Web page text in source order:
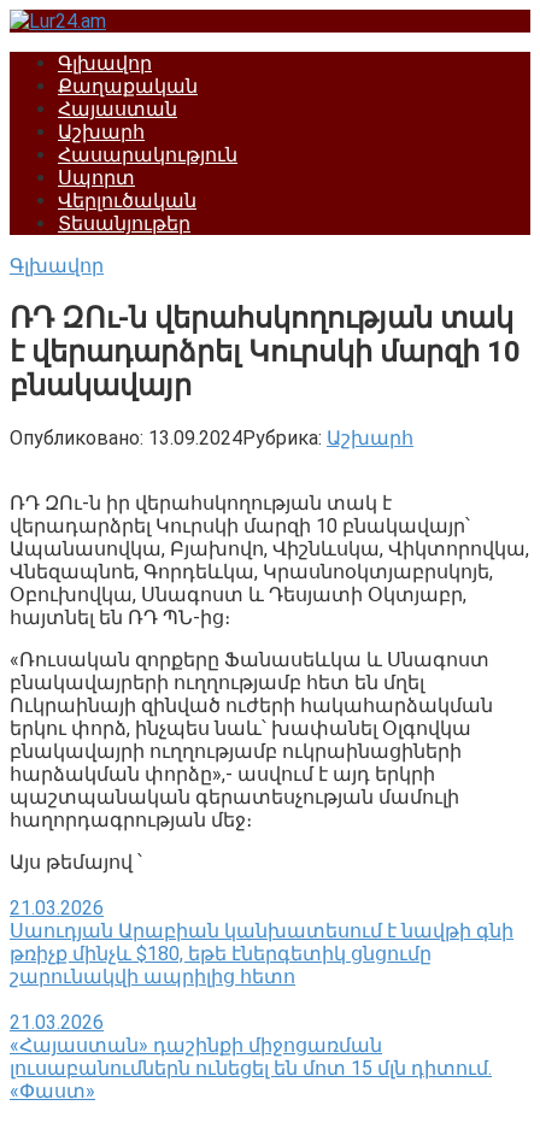
Перейти
контентуԳլխավոր
Քաղաքական
Հայաստան
Աշխարհ
Հասարակություն
Սպորտ
Վերլուծական
Տեսանյութեր
Գլխավոր
ՌԴ ԶՈւ-ն վերահսկողության տակ
է վերադարձրել Կուրսկի մարզի 10
բնակավայր
Опубликовано: 13.09.2024Рубрика: Աշխարհ
ՌԴ ԶՈւ-ն իր վերահսկողության տակ է
վերադարձրել Կուրսկի մարզի 10 բնակավայր՝
Ապանասովկա, Բյախովո, Վիշնևսկա, Վիկտորովկա,
Վնեզապնոե, Գորդեևկա, Կրասնոօկտյաբրսկոյե,
Օբուխովկա, Սնագոստ և Դեսյատի Օկտյաբր,
հայտնել են ՌԴ ՊՆ-ից։
«Ռուսական զորքերը Ֆանասեևկա և Սնագոստ
բնակավայրերի ուղղությամբ հետ են մղել
Ուկրաինայի զինված ուժերի հակահարձակման
երկու փորձ, ինչպես նաև՝ խափանել Օլգովկա
բնակավայրի ուղղությամբ ուկրաինացիների
հարձակման փորձը»,- ասվում է այդ երկրի
պաշտպանական գերատեսչության մամուլի
հաղորդագրության մեջ։
Այս թեմայով ՝
21.03.2026
Սաուդյան Արաբիան կանխատեսում է նավթի գնի
թռիչք մինչև $180, եթե էներգետիկ ցնցումը
շարունակվի ապրիլից հետո
21.03.2026
«Հայաստան» դաշինքի միջոցառման
լուսաբանումներն ունեցել են մոտ 15 մլն դիտում.
«Փաստ»